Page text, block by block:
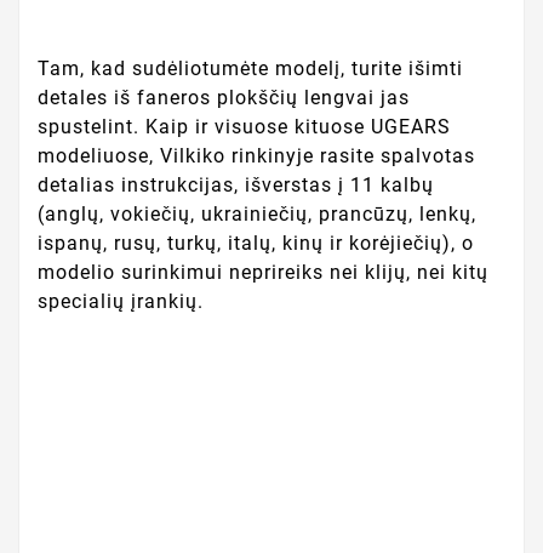
Tam, kad sudėliotumėte modelį, turite išimti
detales iš faneros plokščių lengvai jas
spustelint. Kaip ir visuose kituose UGEARS
modeliuose, Vilkiko rinkinyje rasite spalvotas
detalias instrukcijas, išverstas į 11 kalbų
(anglų, vokiečių, ukrainiečių, prancūzų, lenkų,
ispanų, rusų, turkų, italų, kinų ir korėjiečių), o
modelio surinkimui neprireiks nei klijų, nei kitų
specialių įrankių.